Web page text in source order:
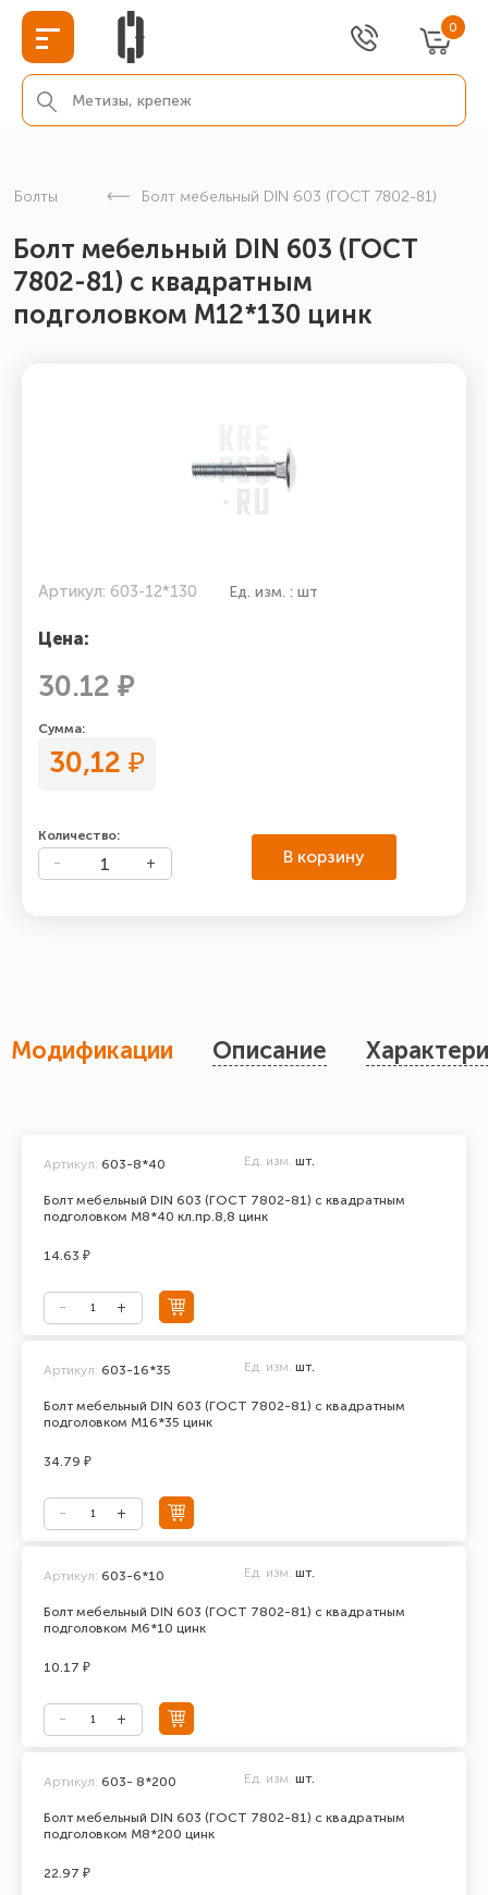
0
Болты Болт мебельный DIN 603 (ГОСТ 7802-81)
Болт мебельный DIN 603 (ГОСТ
7802-81) с квадратным
подголовком М12*130 цинк
Артикул: 603-12*130 Ед. изм. : шт
Цена:
30.12 ₽
Сумма:
30,12 ₽
Количество:
В корзину
Модификации Описание
Болт мебельный DIN 603 (ГОСТ 7802-81) с квадратным
подголовком М8*40 кл.пр.8,8 цинк
Артикул: 603-8*40 Ед. изм. шт.
14.63 ₽
Болт мебельный DIN 603 (ГОСТ 7802-81) с квадратным
подголовком М16*35 цинк
Артикул: 603-16*35 Ед. изм. шт.
34.79 ₽
Болт мебельный DIN 603 (ГОСТ 7802-81) с квадратным
подголовком М6*10 цинк
Артикул: 603-6*10 Ед. изм. шт.
10.17 ₽
Болт мебельный DIN 603 (ГОСТ 7802-81) с квадратным
подголовком М8*200 цинк
Артикул: 603- 8*200 Ед. изм. шт.
22.97 ₽